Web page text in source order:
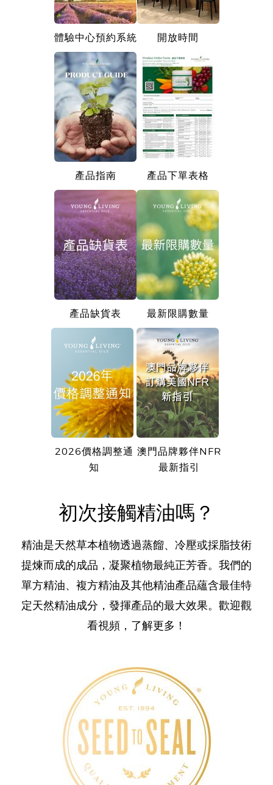
體驗中心預約系統 開放時間
產品指南 產品下單表格
產品缺貨表 最新限購數量
2026價格調整通
知
澳門品牌夥伴NFR
最新指引
初次接觸精油嗎？
精油是天然草本植物透過蒸餾、冷壓或採脂技術
提煉而成的成品，凝聚植物最純正芳香。我們的
單方精油、複方精油及其他精油產品蘊含最佳特
定天然精油成分，發揮產品的最大效果。歡迎觀
看視頻，了解更多！